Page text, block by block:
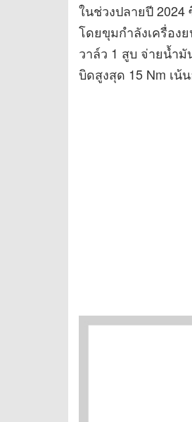
ในช่วงปลายปี 2024
โดยขุมกำลังเครื่อง
วาล์ว 1 สูบ จ่ายน้ำ
บิดสูงสุด 15 Nm เน้